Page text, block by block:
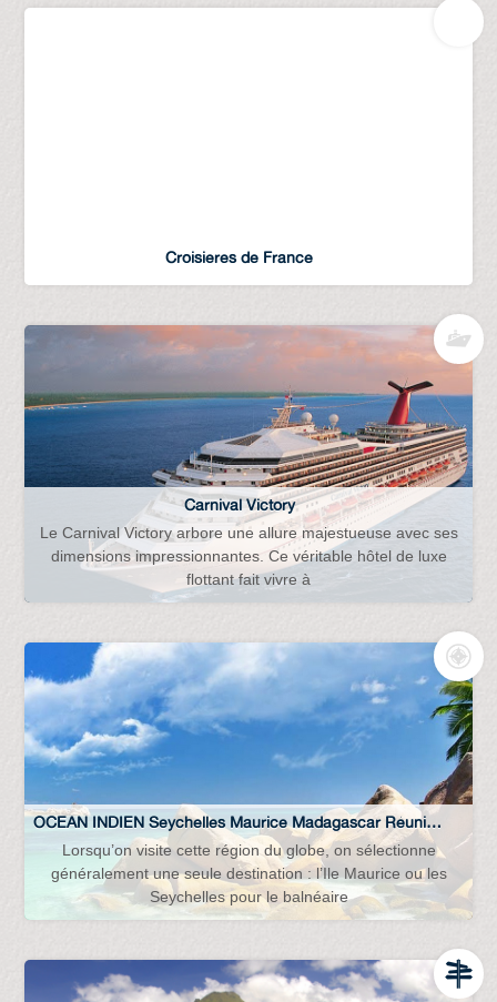
Croisieres de France
Carnival Victory
Le Carnival Victory arbore une allure majestueuse avec ses
dimensions impressionnantes. Ce véritable hôtel de luxe
flottant fait vivre à
OCEAN INDIEN Seychelles Maurice Madagascar Réunion Afrique-du-Sud Mer-rouge…
Lorsqu’on visite cette région du globe, on sélectionne
généralement une seule destination : l’Ile Maurice ou les
Seychelles pour le balnéaire